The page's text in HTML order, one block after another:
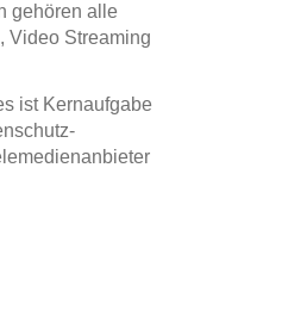
gehören alle
Video Streaming
ist Kernaufgabe